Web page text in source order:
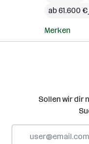
ab 61.600
Merken
Sollen wir dir